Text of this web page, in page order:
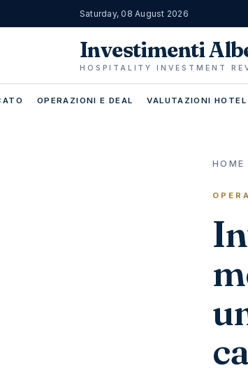
Saturday, 08 August 2026
Investimenti
HOSPITALITY INVESTMENT
OPERAZIONI E DEAL VALUTAZIONI
HOME